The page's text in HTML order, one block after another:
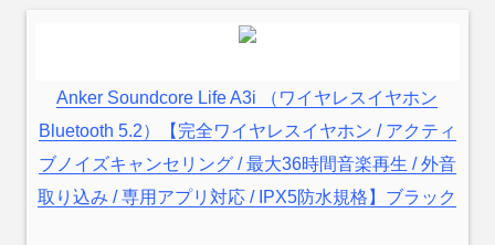
Anker Soundcore Life A3i （ワイヤレスイヤホン
Bluetooth 5.2）【完全ワイヤレスイヤホン / アクティ
ブノイズキャンセリング / 最大36時間音楽再生 / 外音
取り込み / 専用アプリ対応 / IPX5防水規格】ブラック